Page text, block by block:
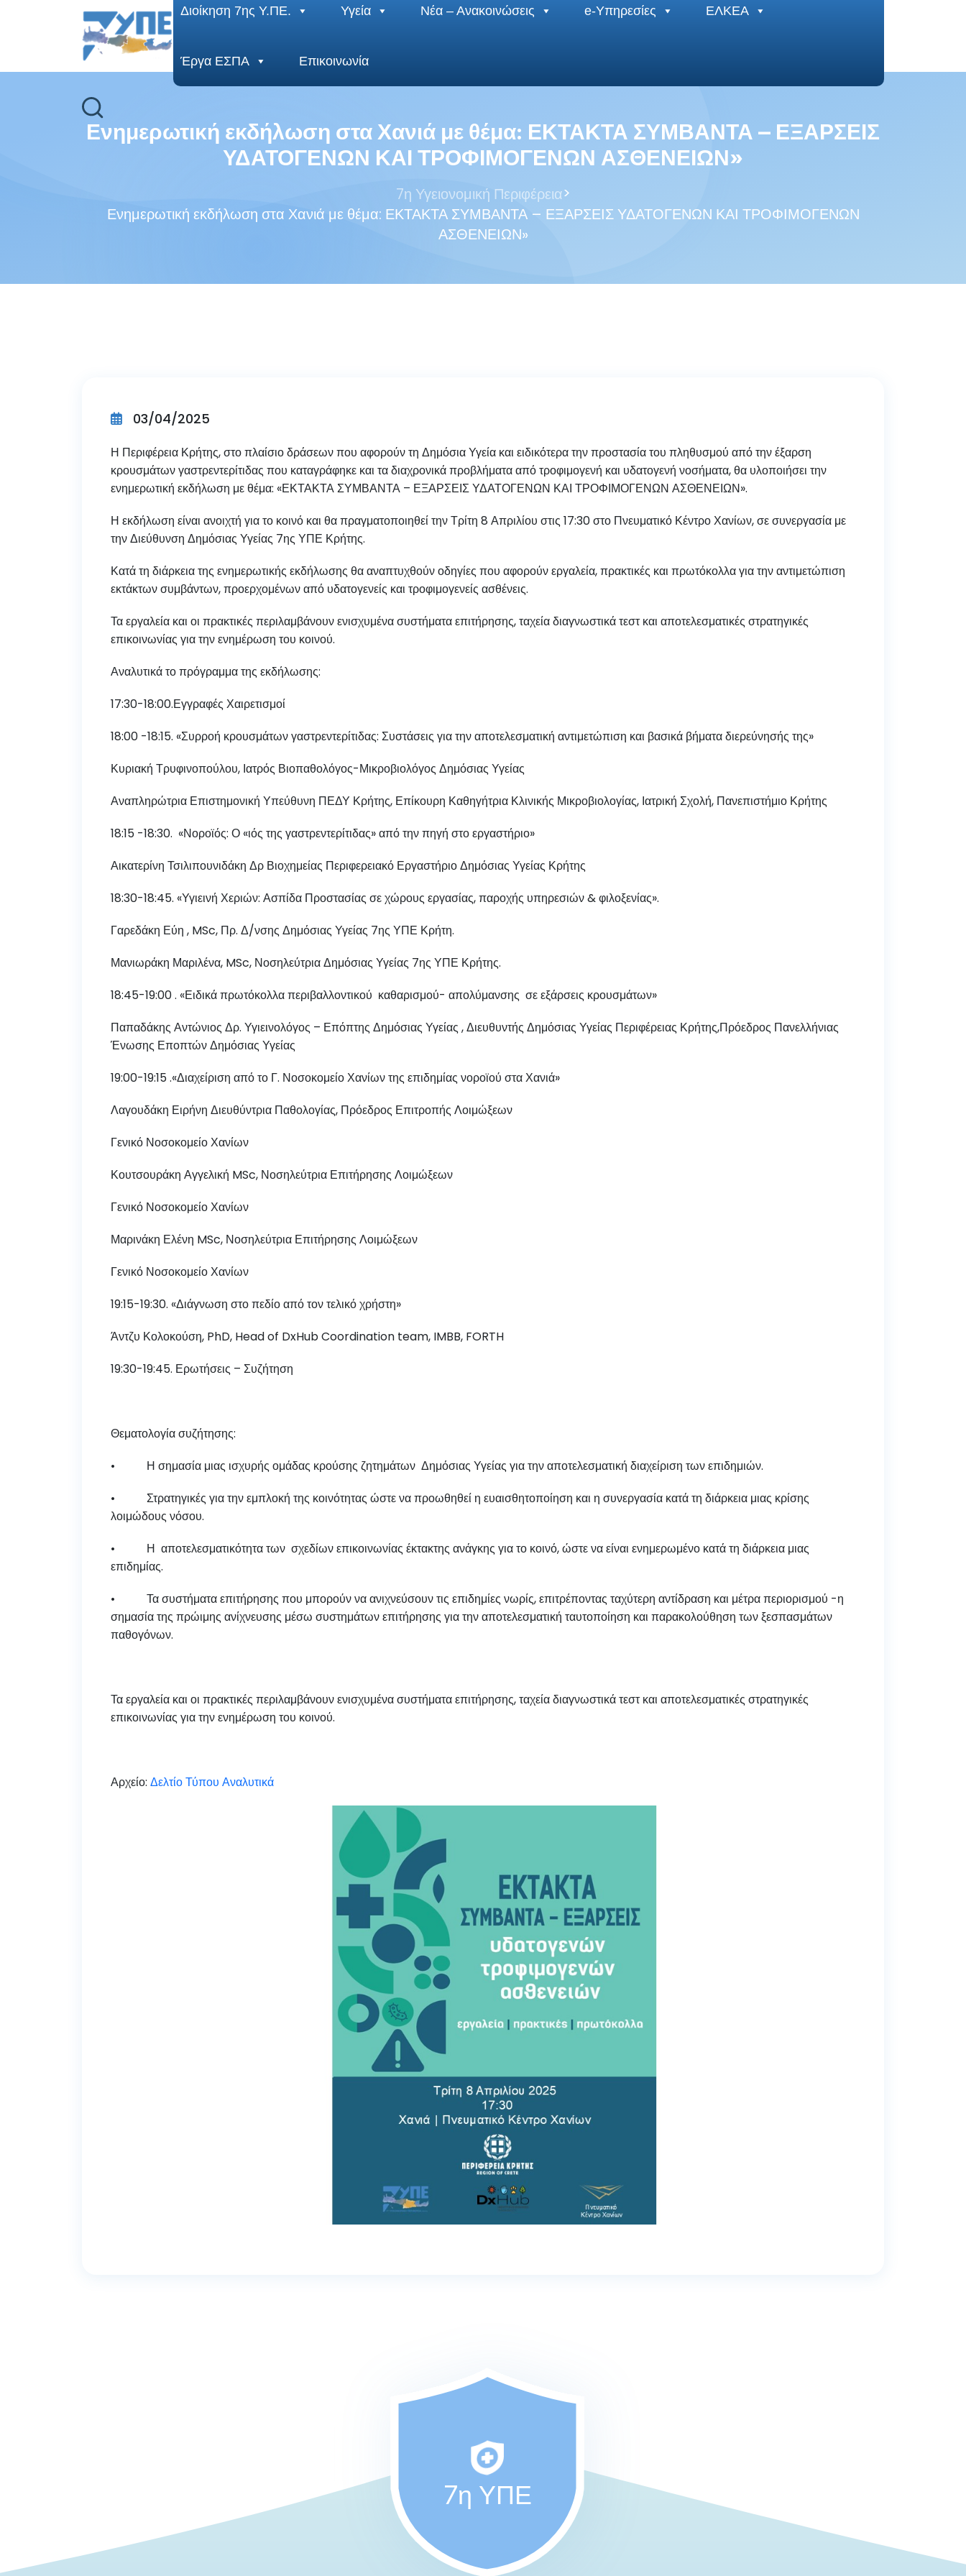
Διοίκηση 7ης Υ.ΠΕ. Υγεία Νέα – Ανακοινώσεις e-Υπηρεσίες ΕΛΚΕΑ
Έργα ΕΣΠΑ Επικοινωνία
End Header Section -->
Ενημερωτική εκδήλωση στα Χανιά με θέμα: ΕΚΤΑΚΤΑ ΣΥΜΒΑΝΤΑ – ΕΞΑΡΣΕΙΣ
ΥΔΑΤΟΓΕΝΩΝ ΚΑΙ ΤΡΟΦΙΜΟΓΕΝΩΝ ΑΣΘΕΝΕΙΩΝ»
7η Υγειονομική Περιφέρεια>
Ενημερωτική εκδήλωση στα Χανιά με θέμα: ΕΚΤΑΚΤΑ ΣΥΜΒΑΝΤΑ – ΕΞΑΡΣΕΙΣ ΥΔΑΤΟΓΕΝΩΝ ΚΑΙ ΤΡΟΦΙΜΟΓΕΝΩΝ
ΑΣΘΕΝΕΙΩΝ»
03/04/2025
Η Περιφέρεια Κρήτης, στο πλαίσιο δράσεων που αφορούν τη Δημόσια Υγεία και ειδικότερα την προστασία του πληθυσμού από την έξαρση
κρουσμάτων γαστρεντερίτιδας που καταγράφηκε και τα διαχρονικά προβλήματα από τροφιμογενή και υδατογενή νοσήματα, θα υλοποιήσει την
ενημερωτική εκδήλωση με θέμα: «ΕΚΤΑΚΤΑ ΣΥΜΒΑΝΤΑ – ΕΞΑΡΣΕΙΣ ΥΔΑΤΟΓΕΝΩΝ ΚΑΙ ΤΡΟΦΙΜΟΓΕΝΩΝ ΑΣΘΕΝΕΙΩΝ».
Η εκδήλωση είναι ανοιχτή για το κοινό και θα πραγματοποιηθεί την Τρίτη 8 Απριλίου στις 17:30 στο Πνευματικό Κέντρο Χανίων, σε συνεργασία με
την Διεύθυνση Δημόσιας Υγείας 7ης ΥΠΕ Κρήτης.
Κατά τη διάρκεια της ενημερωτικής εκδήλωσης θα αναπτυχθούν οδηγίες που αφορούν εργαλεία, πρακτικές και πρωτόκολλα για την αντιμετώπιση
εκτάκτων συμβάντων, προερχομένων από υδατογενείς και τροφιμογενείς ασθένεις.
Τα εργαλεία και οι πρακτικές περιλαμβάνουν ενισχυμένα συστήματα επιτήρησης, ταχεία διαγνωστικά τεστ και αποτελεσματικές στρατηγικές
επικοινωνίας για την ενημέρωση του κοινού.
Αναλυτικά το πρόγραμμα της εκδήλωσης:
17:30-18:00.Εγγραφές Χαιρετισμοί
18:00 -18:15. «Συρροή κρουσμάτων γαστρεντερίτιδας: Συστάσεις για την αποτελεσματική αντιμετώπιση και βασικά βήματα διερεύνησής της»
Κυριακή Τρυφινοπούλου, Ιατρός Βιοπαθολόγος-Μικροβιολόγος Δημόσιας Υγείας
Αναπληρώτρια Επιστημονική Υπεύθυνη ΠΕΔΥ Κρήτης, Επίκουρη Καθηγήτρια Κλινικής Μικροβιολογίας, Ιατρική Σχολή, Πανεπιστήμιο Κρήτης
18:15 -18:30. «Νοροϊός: Ο «ιός της γαστρεντερίτιδας» από την πηγή στο εργαστήριο»
Αικατερίνη Τσιλιπουνιδάκη Δρ Βιοχημείας Περιφερειακό Εργαστήριο Δημόσιας Υγείας Κρήτης
18:30-18:45. «Υγιεινή Χεριών: Ασπίδα Προστασίας σε χώρους εργασίας, παροχής υπηρεσιών & φιλοξενίας».
Γαρεδάκη Εύη , MSc, Πρ. Δ/νσης Δημόσιας Υγείας 7ης ΥΠΕ Κρήτη.
Μανιωράκη Μαριλένα, MSc, Νοσηλεύτρια Δημόσιας Υγείας 7ης ΥΠΕ Κρήτης.
18:45-19:00 . «Ειδικά πρωτόκολλα περιβαλλοντικού καθαρισμού- απολύμανσης σε εξάρσεις κρουσμάτων»
Παπαδάκης Αντώνιος Δρ. Υγιεινολόγος – Επόπτης Δημόσιας Υγείας , Διευθυντής Δημόσιας Υγείας Περιφέρειας Κρήτης,Πρόεδρος Πανελλήνιας
Ένωσης Εποπτών Δημόσιας Υγείας
19:00-19:15 .«Διαχείριση από το Γ. Νοσοκομείο Χανίων της επιδημίας νοροϊού στα Χανιά»
Λαγουδάκη Ειρήνη Διευθύντρια Παθολογίας, Πρόεδρος Επιτροπής Λοιμώξεων
Γενικό Νοσοκομείο Χανίων
Κουτσουράκη Αγγελική MSc, Νοσηλεύτρια Επιτήρησης Λοιμώξεων
Γενικό Νοσοκομείο Χανίων
Μαρινάκη Ελένη MSc, Νοσηλεύτρια Επιτήρησης Λοιμώξεων
Γενικό Νοσοκομείο Χανίων
19:15-19:30. «Διάγνωση στο πεδίο από τον τελικό χρήστη»
Άντζυ Κολοκούση, PhD, Head of DxHub Coordination team, IMBB, FORTH
19:30-19:45. Ερωτήσεις – Συζήτηση
Θεματολογία συζήτησης:
• Η σημασία μιας ισχυρής ομάδας κρούσης ζητημάτων Δημόσιας Υγείας για την αποτελεσματική διαχείριση των επιδημιών.
• Στρατηγικές για την εμπλοκή της κοινότητας ώστε να προωθηθεί η ευαισθητοποίηση και η συνεργασία κατά τη διάρκεια μιας κρίσης
λοιμώδους νόσου.
• Η αποτελεσματικότητα των σχεδίων επικοινωνίας έκτακτης ανάγκης για το κοινό, ώστε να είναι ενημερωμένο κατά τη διάρκεια μιας
επιδημίας.
• Τα συστήματα επιτήρησης που μπορούν να ανιχνεύσουν τις επιδημίες νωρίς, επιτρέποντας ταχύτερη αντίδραση και μέτρα περιορισμού -η
σημασία της πρώιμης ανίχνευσης μέσω συστημάτων επιτήρησης για την αποτελεσματική ταυτοποίηση και παρακολούθηση των ξεσπασμάτων
παθογόνων.
Τα εργαλεία και οι πρακτικές περιλαμβάνουν ενισχυμένα συστήματα επιτήρησης, ταχεία διαγνωστικά τεστ και αποτελεσματικές στρατηγικές
επικοινωνίας για την ενημέρωση του κοινού.
Αρχείο: Δελτίο Τύπου Αναλυτικά
7η ΥΠΕ